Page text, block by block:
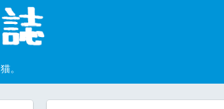
。